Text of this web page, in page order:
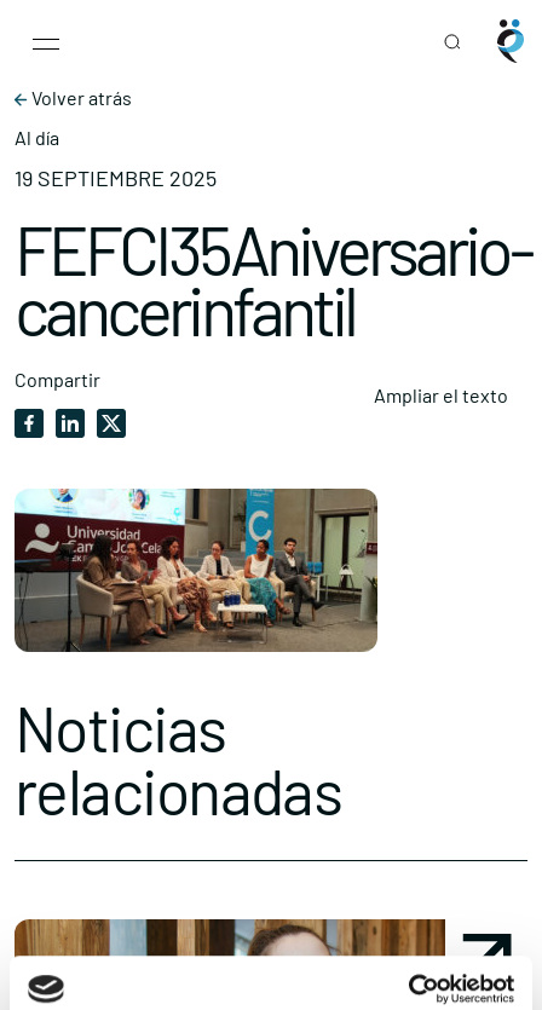
Main Navigation
Volver atrás
Al día
19 SEPTIEMBRE 2025
FEFCI35Aniversario-
cancerinfantil
Compartir
Ampliar el texto
Noticias
relacionadas